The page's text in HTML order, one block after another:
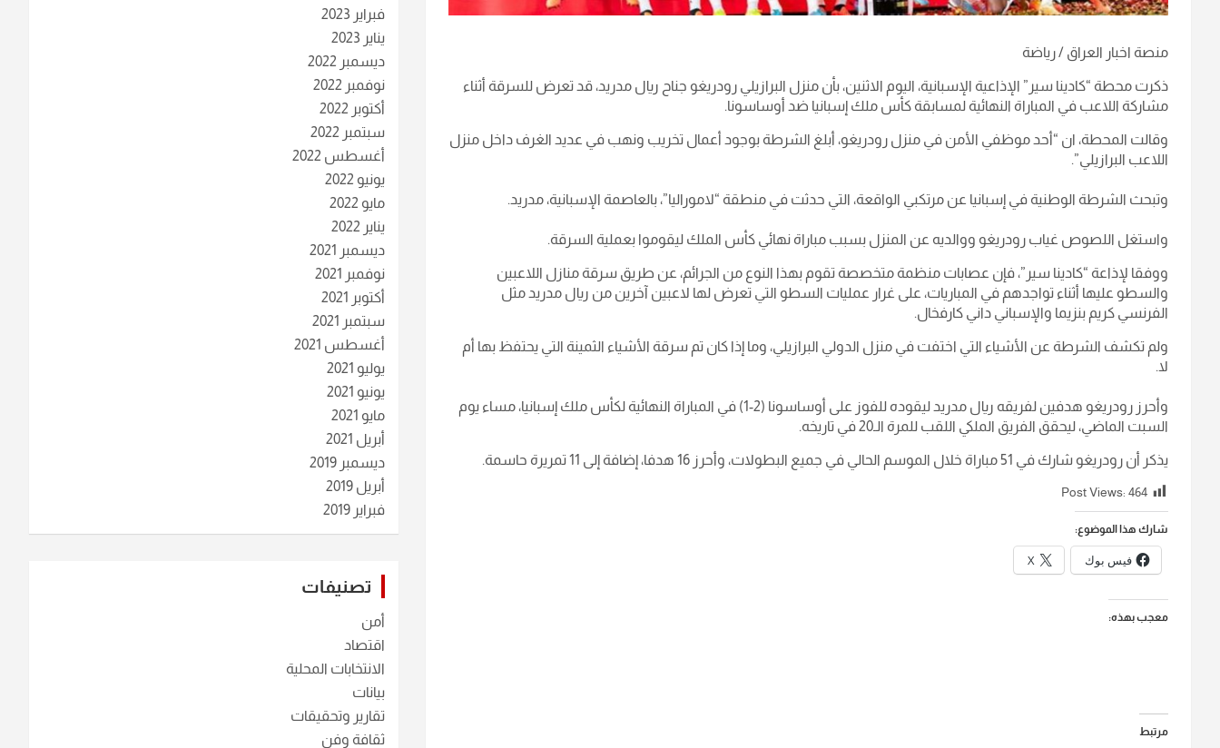
منصة اخبار العراق / رياضة
ذكرت محطة “كادينا سير” الإذاعية الإسبانية، اليوم الاثنين، بأن منزل البرازيلي رودريغو جناح ريال مدريد، قد تعرض للسرقة أثناء
مشاركة اللاعب في المباراة النهائية لمسابقة كأس ملك إسبانيا ضد أوساسونا.
وقالت المحطة، ان “أحد موظفي الأمن في منزل رودريغو، أبلغ الشرطة بوجود أعمال تخريب ونهب في عديد الغرف داخل منزل
اللاعب البرازيلي”.
وتبحث الشرطة الوطنية في إسبانيا عن مرتكبي الواقعة، التي حدثت في منطقة “لاموراليا”، بالعاصمة الإسبانية، مدريد.
واستغل اللصوص غياب رودريغو ووالديه عن المنزل بسبب مباراة نهائي كأس الملك ليقوموا بعملية السرقة.
ووفقا لإذاعة “كادينا سير”، فإن عصابات منظمة متخصصة تقوم بهذا النوع من الجرائم، عن طريق سرقة منازل اللاعبين
والسطو عليها أثناء تواجدهم في المباريات، على غرار عمليات السطو التي تعرض لها لاعبين آخرين من ريال مدريد مثل
الفرنسي كريم بنزيما والإسباني داني كارفخال.
ولم تكشف الشرطة عن الأشياء التي اختفت في منزل الدولي البرازيلي، وما إذا كان تم سرقة الأشياء الثمينة التي يحتفظ بها أم
لا.
وأحرز رودريغو هدفين لفريقه ريال مدريد ليقوده للفوز على أوساسونا (2-1) في المباراة النهائية لكأس ملك إسبانيا، مساء يوم
السبت الماضي، ليحقق الفريق الملكي اللقب للمرة الـ20 في تاريخه.
يذكر أن رودريغو شارك في 51 مباراة خلال الموسم الحالي في جميع البطولات، وأحرز 16 هدفا، إضافة إلى 11 تمريرة حاسمة.
Post Views: 464
شارك هذا الموضوع:
فيس بوك X
معجب بهذه:
مرتبط
فبراير 2023
يناير 2023
ديسمبر 2022
نوفمبر 2022
أكتوبر 2022
سبتمبر 2022
أغسطس 2022
يونيو 2022
مايو 2022
يناير 2022
ديسمبر 2021
نوفمبر 2021
أكتوبر 2021
سبتمبر 2021
أغسطس 2021
يوليو 2021
يونيو 2021
مايو 2021
أبريل 2021
ديسمبر 2019
أبريل 2019
فبراير 2019
تصنيفات
أمن
اقتصاد
الانتخابات المحلية
بيانات
تقارير وتحقيقات
ثقافة وفن